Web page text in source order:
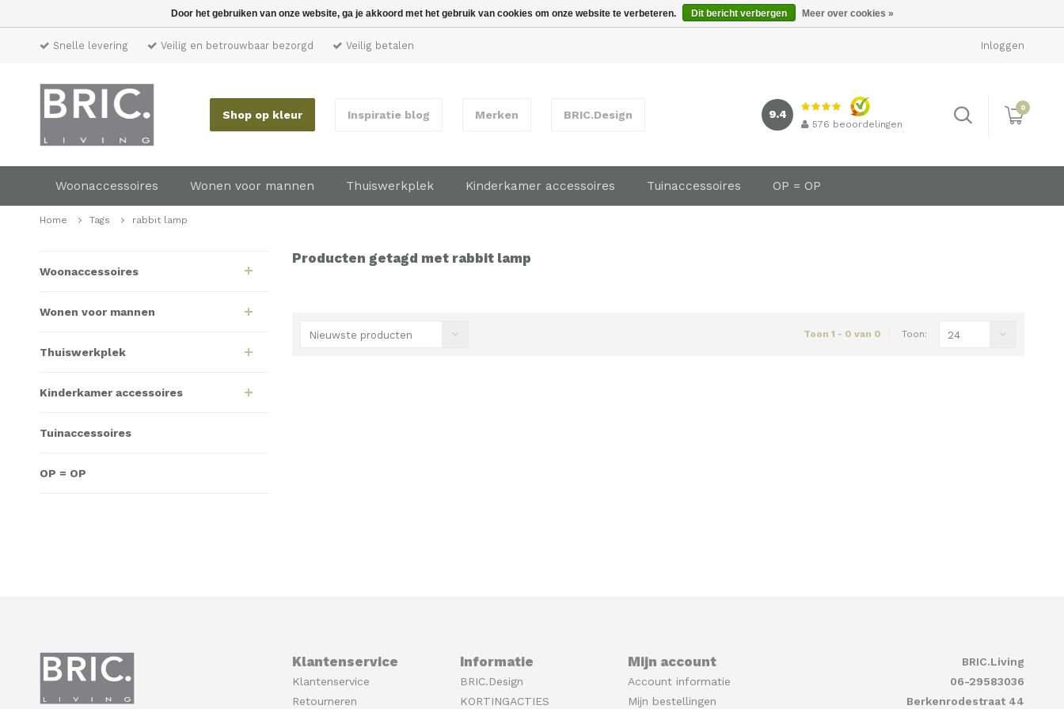
Snelle levering Veilig en betrouwbaar bezorgd Veilig betalen Inloggen
Shop op kleur Inspiratie blog Merken BRIC.Design 9.4
576 beoordelingen
0
Woonaccessoires Wonen voor mannen Thuiswerkplek Kinderkamer accessoires Tuinaccessoires OP = OP
Home Tags rabbit lamp
Woonaccessoires
Wonen voor mannen
Thuiswerkplek
Kinderkamer accessoires
Tuinaccessoires
OP = OP
Producten getagd met rabbit lamp
Nieuwste producten Toon 1 - 0 van 0 Toon: 24
Klantenservice
Klantenservice
Retourneren
Informatie
BRIC.Design
KORTINGACTIES
Mijn account
Account informatie
Mijn bestellingen
BRIC.Living
06-29583036
Berkenrodestraat 44
Door het gebruiken van onze website, ga je akkoord met het gebruik van cookies om onze website te verbeteren. Dit bericht verbergen Meer over cookies »